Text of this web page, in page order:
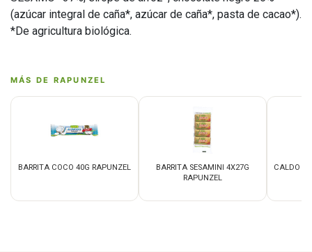
(azúcar integral de caña*, azúcar de caña*, pasta de cacao*).
*De agricultura biológica.
MÁS DE RAPUNZEL
BARRITA COCO 40G RAPUNZEL
BARRITA SESAMINI 4X27G
RAPUNZEL
CALDO